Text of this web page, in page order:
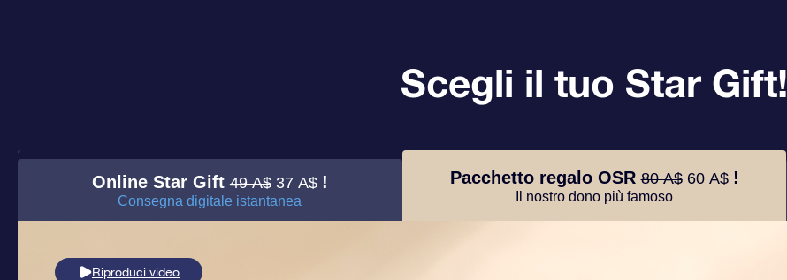
Scegli il tuo Star Gift!
Online Star Gift49 A$ 37 A$ !
Consegna digitale istantanea
Pacchetto regalo OSR80 A$ 60 A$ !
Il nostro dono più famoso
Riproduci video